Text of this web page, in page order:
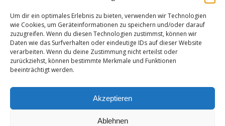
Um dir ein optimales Erlebnis zu bieten, verwenden wir Technologien
wie Cookies, um Geräteinformationen zu speichern und/oder darauf
zuzugreifen. Wenn du diesen Technologien zustimmst, können wir
Daten wie das Surfverhalten oder eindeutige IDs auf dieser Website
verarbeiten. Wenn du deine Zustimmung nicht erteilst oder
zurückziehst, können bestimmte Merkmale und Funktionen
beeinträchtigt werden.
Akzeptieren
Ablehnen